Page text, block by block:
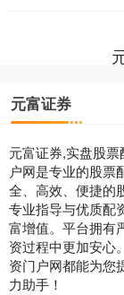
元富证券
元富证券,实盘股
户网是专业的股票
全、高效、便捷的
专业指导与优质配
富增值。平台拥有
资过程中更加安心
资门户网都能为您
力助手！